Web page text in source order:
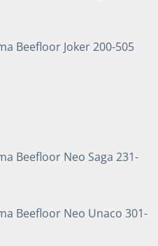
Beefloor Joker 200-505
Beefloor Neo Saga 231-
Beefloor Neo Unaco 301-